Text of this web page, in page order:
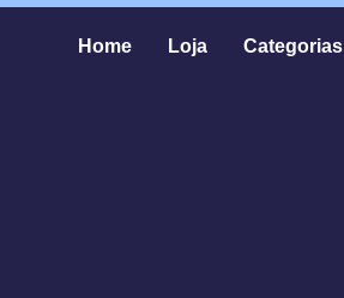
Home Loja Categorias